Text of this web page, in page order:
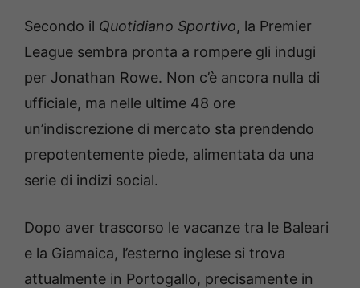
Secondo il Quotidiano Sportivo, la Premier
League sembra pronta a rompere gli indugi
per Jonathan Rowe. Non c’è ancora nulla di
ufficiale, ma nelle ultime 48 ore
un’indiscrezione di mercato sta prendendo
prepotentemente piede, alimentata da una
serie di indizi social.
Dopo aver trascorso le vacanze tra le Baleari
e la Giamaica, l’esterno inglese si trova
attualmente in Portogallo, precisamente in